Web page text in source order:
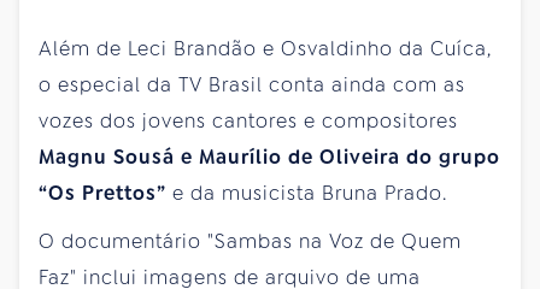
Além de Leci Brandão e Osvaldinho da Cuíca,
o especial da TV Brasil conta ainda com as
vozes dos jovens cantores e compositores
Magnu Sousá e Maurílio de Oliveira do grupo
“Os Prettos” e da musicista Bruna Prado.
O documentário "Sambas na Voz de Quem
Faz" inclui imagens de arquivo de uma